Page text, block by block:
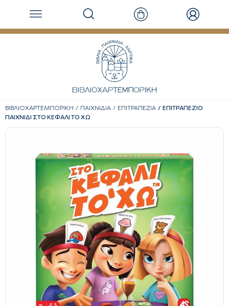
ΒΙΒΛΙΟΧΑΡΤΕΜΠΟΡΙΚΗ ΠΑΙΧΝΙΔΙΑ ΕΠΙΤΡΑΠΕΖΙΑ
ΕΠΙΤΡΑΠΕΖΙΟ
ΠΑΙΧΝΙΔΙ ΣΤΟ ΚΕΦΑΛΙ ΤΟ ΧΩ